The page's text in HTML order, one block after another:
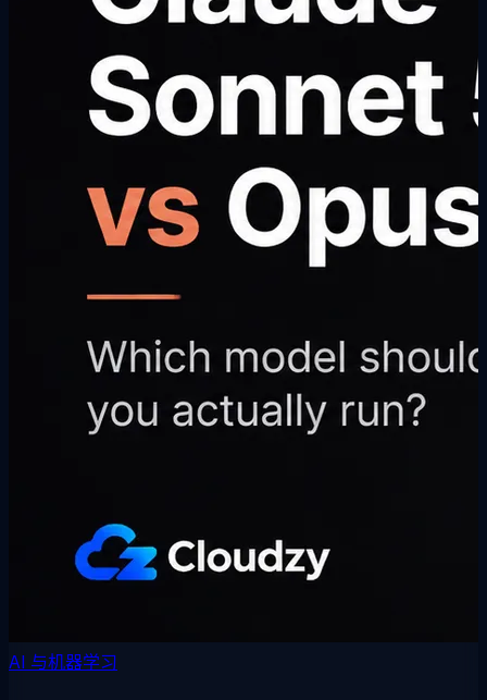
AI 与机器学习